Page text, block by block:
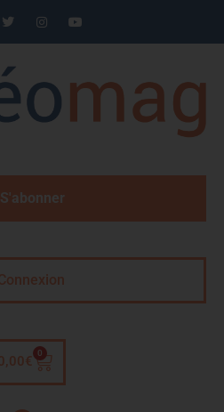
S'abonner
€
0